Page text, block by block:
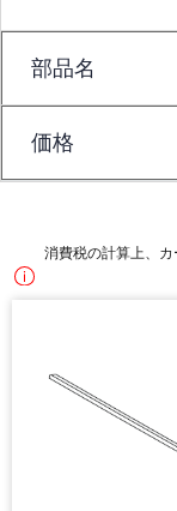
部品名
価格
消費税の計算上、カ